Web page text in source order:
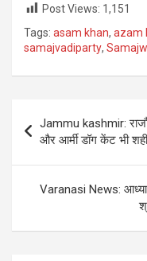
Post Views: 1,151
Tags: asam khan, azam
samajvadiparty,
navigation
Jammu kashmir:
और आर्मी डॉग केंट भी
Varanasi News: